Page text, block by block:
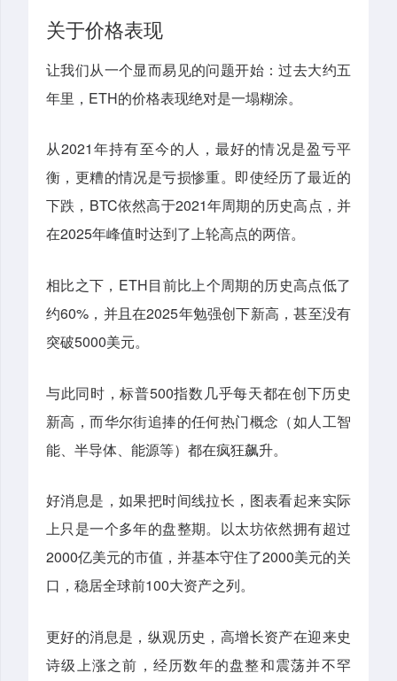
关于价格表现
让我们从一个显而易见的问题开始：过去大约五
年里，ETH的价格表现绝对是一塌糊涂。
从2021年持有至今的人，最好的情况是盈亏平
衡，更糟的情况是亏损惨重。即使经历了最近的
下跌，BTC依然高于2021年周期的历史高点，并
在2025年峰值时达到了上轮高点的两倍。
相比之下，ETH目前比上个周期的历史高点低了
约60%，并且在2025年勉强创下新高，甚至没有
突破5000美元。
与此同时，标普500指数几乎每天都在创下历史
新高，而华尔街追捧的任何热门概念（如人工智
能、半导体、能源等）都在疯狂飙升。
好消息是，如果把时间线拉长，图表看起来实际
上只是一个多年的盘整期。以太坊依然拥有超过
2000亿美元的市值，并基本守住了2000美元的关
口，稳居全球前100大资产之列。
更好的消息是，纵观历史，高增长资产在迎来史
诗级上涨之前，经历数年的盘整和震荡并不罕